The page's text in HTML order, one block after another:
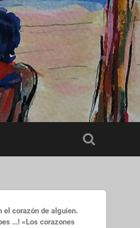
el corazón de alguien.
…! «Los corazones